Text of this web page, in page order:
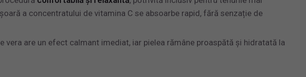
a concentratului de vitamina C se absoarbe rapid, fără senzație de
vera are un efect calmant imediat, iar pielea rămâne proaspătă și hidratată la